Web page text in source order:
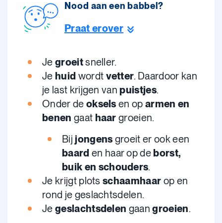
Nood aan een babbel?
Praat erover
Je groeitsneller.
Je huid wordt vetter. Daardoor kan
je last krijgen vanpuistjes.
Onder de okselsen oparmen en
benen gaat haargroeien.
Bijjongens groeit er ook een
baard en haar op deborst,
buik en schouders.
Je krijgt plotsschaamhaar op en
rond je geslachtsdelen.
Je geslachtsdelen gaangroeien.